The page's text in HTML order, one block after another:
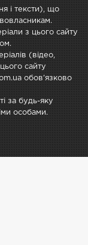
і тексти), що
з цього сайту
(відео,
сайту
обов'язково
за будь-яку
особами.